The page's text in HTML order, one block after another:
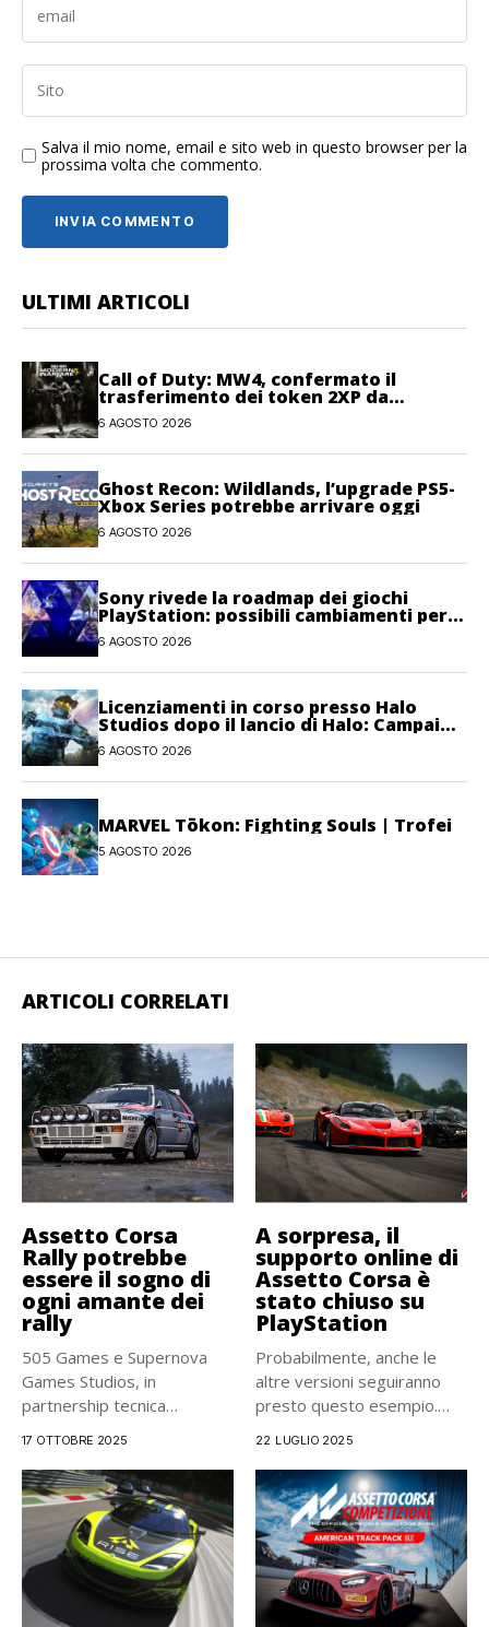
Salva il mio nome, email e sito web in questo browser per la
prossima volta che commento.
ULTIMI ARTICOLI
Call of Duty: MW4, confermato il
trasferimento dei token 2XP da
Warzone e Black Ops 7
6 AGOSTO 2026
Ghost Recon: Wildlands, l’upgrade PS5-
Xbox Series potrebbe arrivare oggi
6 AGOSTO 2026
Sony rivede la roadmap dei giochi
PlayStation: possibili cambiamenti per
l’anno fiscale 2026
6 AGOSTO 2026
Licenziamenti in corso presso Halo
Studios dopo il lancio di Halo: Campaign
Evolved
6 AGOSTO 2026
MARVEL Tōkon: Fighting Souls | Trofei
5 AGOSTO 2026
ARTICOLI CORRELATI
Assetto Corsa
Rally potrebbe
essere il sogno di
ogni amante dei
rally
505 Games e Supernova
Games Studios, in
partnership tecnica
17 OTTOBRE 2025
A sorpresa, il
supporto online di
Assetto Corsa è
stato chiuso su
PlayStation
Probabilmente, anche le
altre versioni seguiranno
presto questo esempio.
22 LUGLIO 2025